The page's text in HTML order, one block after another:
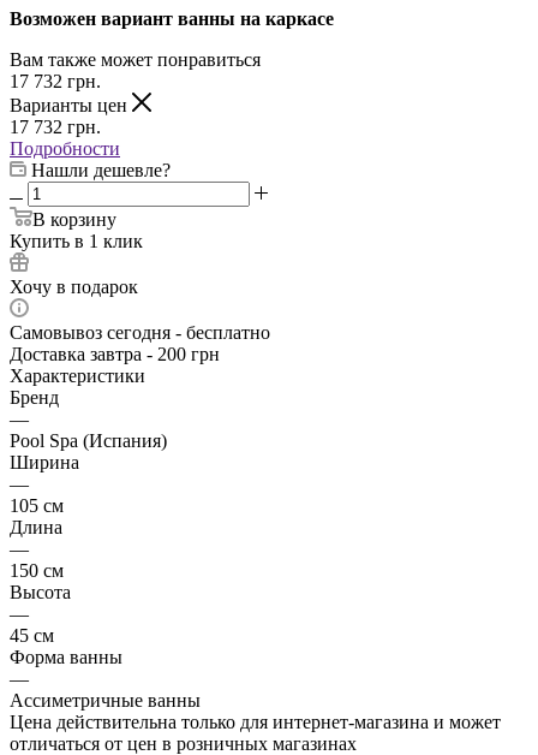
Возможен вариант ванны на каркасе
Вам также может понравиться
17 732 грн.
Варианты цен
17 732 грн.
Подробности
Нашли дешевле?
В корзину
Купить в 1 клик
Хочу в подарок
Самовывоз сегодня - бесплатно
Доставка завтра - 200 грн
Характеристики
Бренд
—
Pool Spa (Испания)
Ширина
—
105 см
Длина
—
150 см
Высота
—
45 см
Форма ванны
—
Ассиметричные ванны
Цена действительна только для интернет-магазина и может
отличаться от цен в розничных магазинах